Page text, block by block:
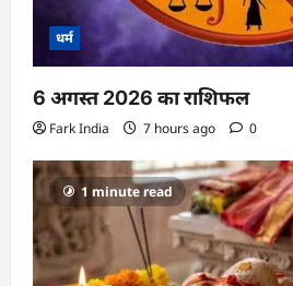
धर्म
6 अगस्त 2026 का राशिफल
Fark India 7 hours ago 0
1 minute read